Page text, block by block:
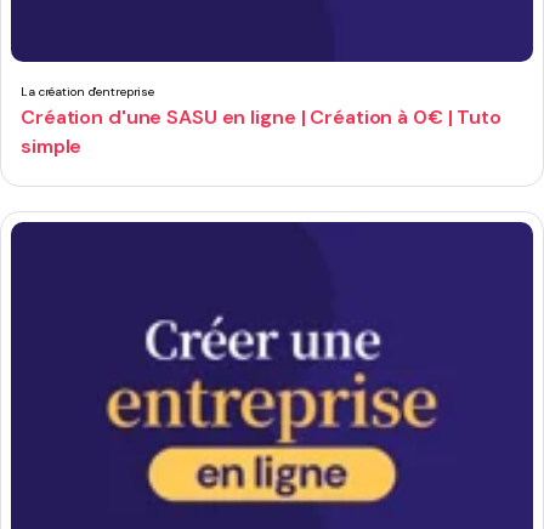
La création d'entreprise
Création d'une SASU en ligne | Création à 0€ | Tuto
simple